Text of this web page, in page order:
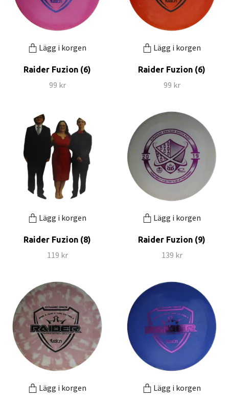
Lägg i korgen
Raider Fuzion (6)
99 kr
Lägg i korgen
Raider Fuzion (6)
99 kr
Lägg i korgen
Raider Fuzion (8)
119 kr
Lägg i korgen
Raider Fuzion (9)
139 kr
Lägg i korgen Lägg i korgen